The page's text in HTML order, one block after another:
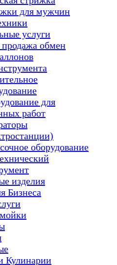
для мужчин
услуги
продажа обмен
для
работ
оборудование
изделия
Бизнеса
Кулинарии